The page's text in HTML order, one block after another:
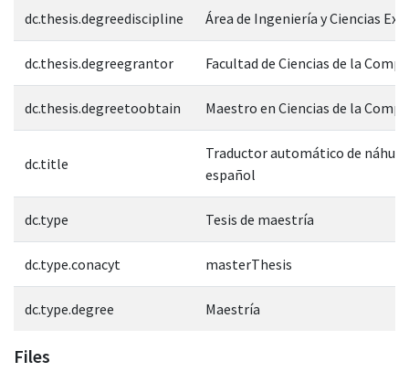
dc.thesis.degreediscipline Área de Ingeniería y Ciencias
dc.thesis.degreegrantor Facultad de Ciencias de la
dc.thesis.degreetoobtain Maestro en Ciencias de la
dc.title
Traductor automático de
español
dc.type Tesis de maestría
dc.type.conacyt masterThesis
dc.type.degree Maestría
Files